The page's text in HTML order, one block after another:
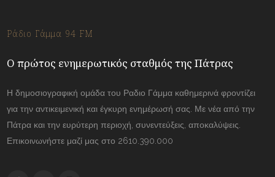
Ράδιο Γάμμα 94 FM
Ο πρώτος ενημερωτικός σταθμός της Πάτρας
Η δημοσιογραφική ομάδα του Ραδιο Γάμμα καθημερινά φροντίζει
για την αντικειμενική και έγκυρη ενημέρωσή σας. Με νέα από την
Πάτρα και την ευρύτερη περιοχή, συνεντεύξεις, αποκαλύψεις.
Επικοινωνήστε μαζί μας στο 2610.390.000